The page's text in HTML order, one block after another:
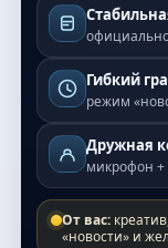
Гибкий
режим
Дружная
микрофон +
От вас:
«новости» и